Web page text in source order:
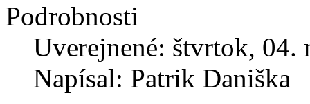
Podrobnosti
Uverejnené: štvrtok, 04.
Napísal: Patrik Daniška